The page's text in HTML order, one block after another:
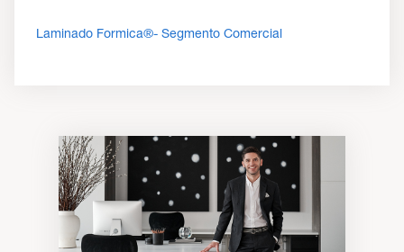
Laminado Formica®- Segmento Comercial